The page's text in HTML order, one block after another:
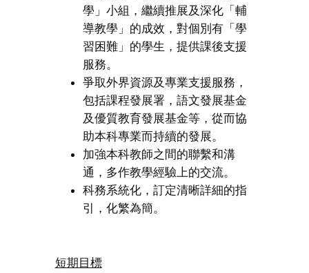
學」小組，繼續推展及深化「輔
導教學」的成效，對個別有「學
習困難」的學生，提供課後支援
服務。
爭取外界資源及專業支援服務，
包括課程發展署，語文發展基金
及優質教育發展基金等，從而協
助本科專業而持續的發展。
加強本科教師之間的聯繫和溝
通，多作教學經驗上的交流。
科務系統化，訂定清晰詳細的指
引，化繁為簡。
短期目標